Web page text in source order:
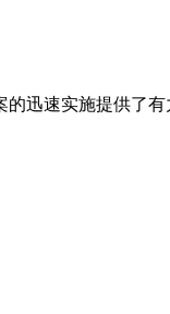
迅速实施提供了有